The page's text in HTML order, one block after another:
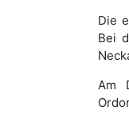
Die
Bei
Am